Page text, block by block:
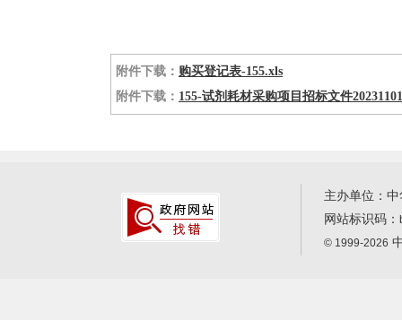
附件下载： 购买登记表-155.xls
附件下载： 155-试剂耗材采购项目招标文件
主办单位：
网站标识码：
© 1999-2026